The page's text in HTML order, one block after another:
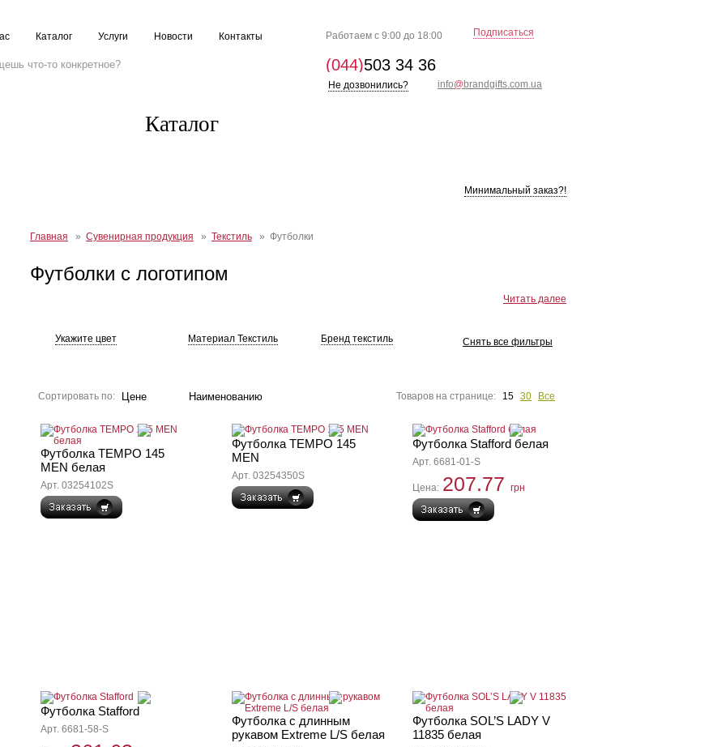
Каталог Услуги Новости Контакты Работаем с 9:00 до 18:00 Подписаться
(044)503 34 36
Не дозвонились? info@ brandgifts.com.ua
Каталог
Минимальный заказ?!
Главная » Сувенирная продукция » Текстиль » Футболки
Футболки с логотипом
Читать далее
Укажите цвет Материал Текстиль Бренд текстиль Снять все фильтры
Сортировать по: Цене Наименованию Товаров на странице: 15 30 Все
Футболка TEMPO 145
MEN белая
Арт. 03254102S
Футболка TEMPO 145
MEN
Арт. 03254350S
Футболка Stafford белая
Арт. 6681-01-S
Цена: 207.77 грн
Футболка Stafford
Арт. 6681-58-S
Футболка с длинным
рукавом Extreme L/S белая
Футболка SOL’S LADY V
11835 белая